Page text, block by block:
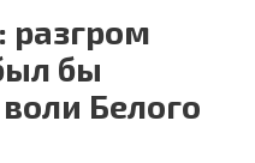
разгром
бы
Белого